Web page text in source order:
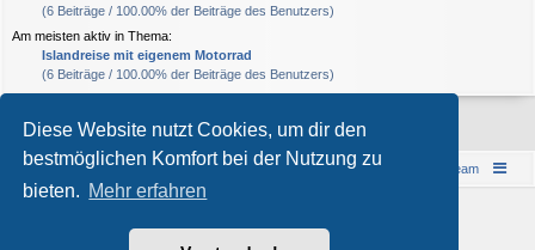
Diese Website nutzt Cookies, um dir den
bestmöglichen Komfort bei der Nutzung zu
bieten. Mehr erfahren
(6 Beiträge / 100.00% der Beiträge des Benutzers)
Am meisten aktiv in Thema:
Islandreise mit eigenem Motorrad
(6 Beiträge / 100.00% der Beiträge des Benutzers)
Islandreise Portal Foren-Übersicht Das Team
Powered byphpBB® Forum Software © phpBB Limited